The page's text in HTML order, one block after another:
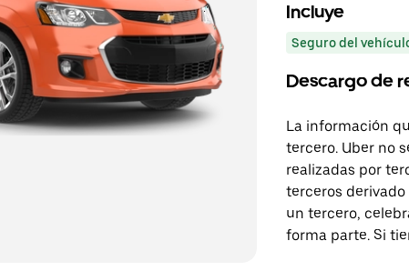
Incluye
Seguro del
Descargo de
La información
tercero. Uber no
realizadas por
terceros
un tercero,
forma parte. Si